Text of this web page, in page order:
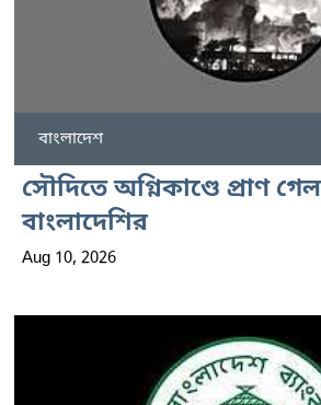
বাংলাদেশ
সৌদিতে অগ্নিকাণ্ডে প্রাণ
বাংলাদেশির
Aug 10, 2026